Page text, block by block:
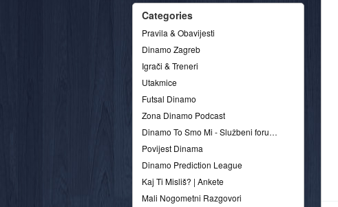
Categories
Pravila & Obavijesti
Dinamo Zagreb
Igrači & Treneri
Utakmice
Futsal Dinamo
Zona Dinamo Podcast
Dinamo To Smo Mi - Službeni forum udruge
Povijest Dinama
Dinamo Prediction League
Kaj Ti Misliš? | Ankete
Mali Nogometni Razgovori